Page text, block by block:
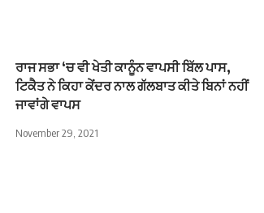
ਰਾਜ ਸਭਾ ‘ਚ ਵੀ ਖੇਤੀ ਕਾਨੂੰਨ ਵਾਪਸੀ ਬਿੱਲ ਪਾਸ,
ਟਿਕੈਤ ਨੇ ਕਿਹਾ ਕੇਂਦਰ ਨਾਲ ਗੱਲਬਾਤ ਕੀਤੇ ਬਿਨਾਂ ਨਹੀਂ
ਜਾਵਾਂਗੇ ਵਾਪਸ
November 29, 2021